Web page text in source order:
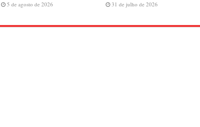
5 de agosto de 2026 31 de julho de 2026